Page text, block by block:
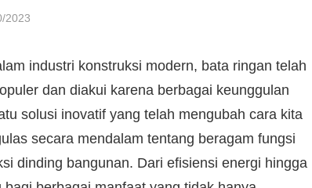
2023
industri konstruksi modern, bata ringan telah
dan diakui karena berbagai keunggulan
solusi inovatif yang telah mengubah cara kita
secara mendalam tentang beragam fungsi
dinding bangunan. Dari efisiensi energi hingga